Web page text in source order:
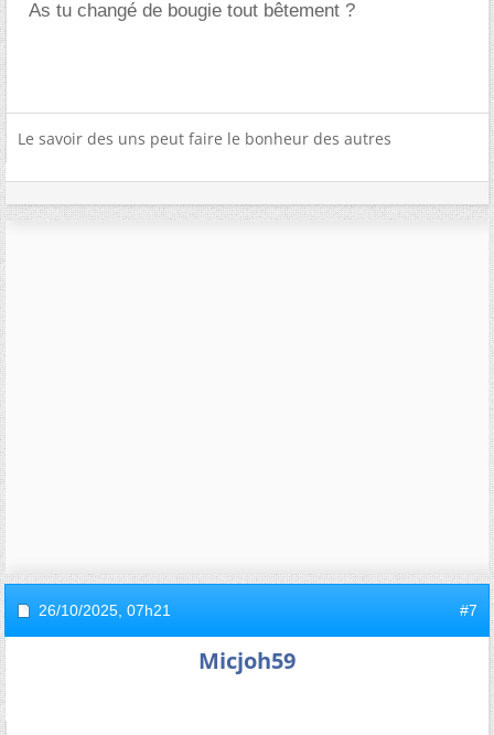
As tu changé de bougie tout bêtement ?
Le savoir des uns peut faire le bonheur des autres
26/10/2025, 07h21 #7
Micjoh59